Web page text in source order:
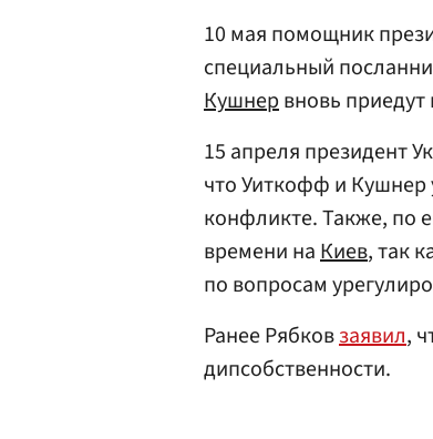
10 мая помощник
специальный
Кушнервновь приедут
15 апреля президент
что Уиткофф и Кушнер
конфликте. Также, по
времени наКиев, так
по вопросам
Ранее Рябковзаявил,
дипсобственности.